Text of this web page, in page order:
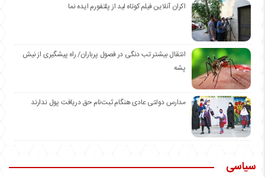
اکران آنلاین فیلم کوتاه لید از پلتفورم ایده نما
انتقال بیشتر تب دنگی در فصول پرباران/ راه پیشگیری از نیش
پشه
مدارس دولتی عادی هنگام ثبت‌نام حق دریافت پول ندارند
سیاسی